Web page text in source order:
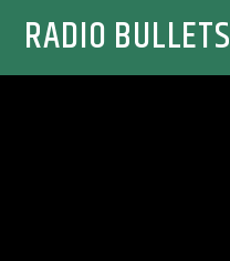
RADIO BULLETS